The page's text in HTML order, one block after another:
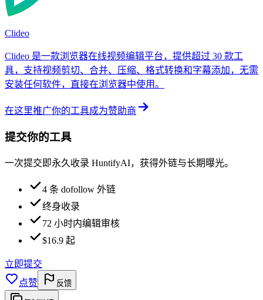
Clideo
Clideo 是一款浏览器在线视频编辑平台，提供超过 30 款工
具，支持视频剪切、合并、压缩、格式转换和字幕添加，无需
安装任何软件，直接在浏览器中使用。
在这里推广你的工具成为赞助商
提交你的工具
一次提交即永久收录 HuntifyAI，获得外链与长期曝光。
4 条 dofollow 外链
终身收录
72 小时内编辑审核
$16.9 起
立即提交
点赞
反馈